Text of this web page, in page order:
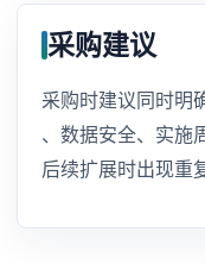
采购建议
采购时建议同时明
、数据安全、实施
后续扩展时出现重